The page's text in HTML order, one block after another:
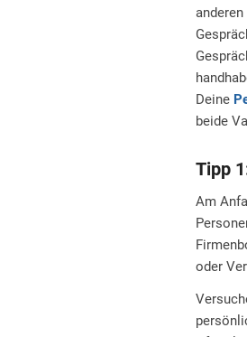
Deine
beide
Tipp
Am
oder